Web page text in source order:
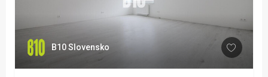
B10 Slovensko